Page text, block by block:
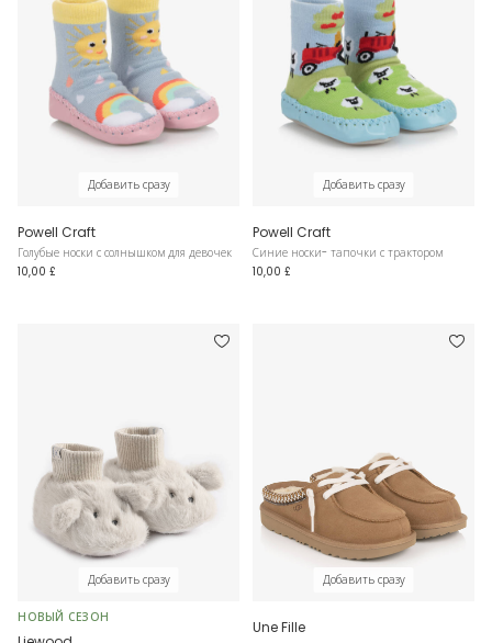
Добавить сразу
Powell Craft
Голубые носки с солнышком для девочек
10,00 £
Добавить сразу
Powell Craft
Синие носки- тапочки с трактором
10,00 £
Добавить сразу
НОВЫЙ СЕЗОН
Добавить сразу
Une Fille